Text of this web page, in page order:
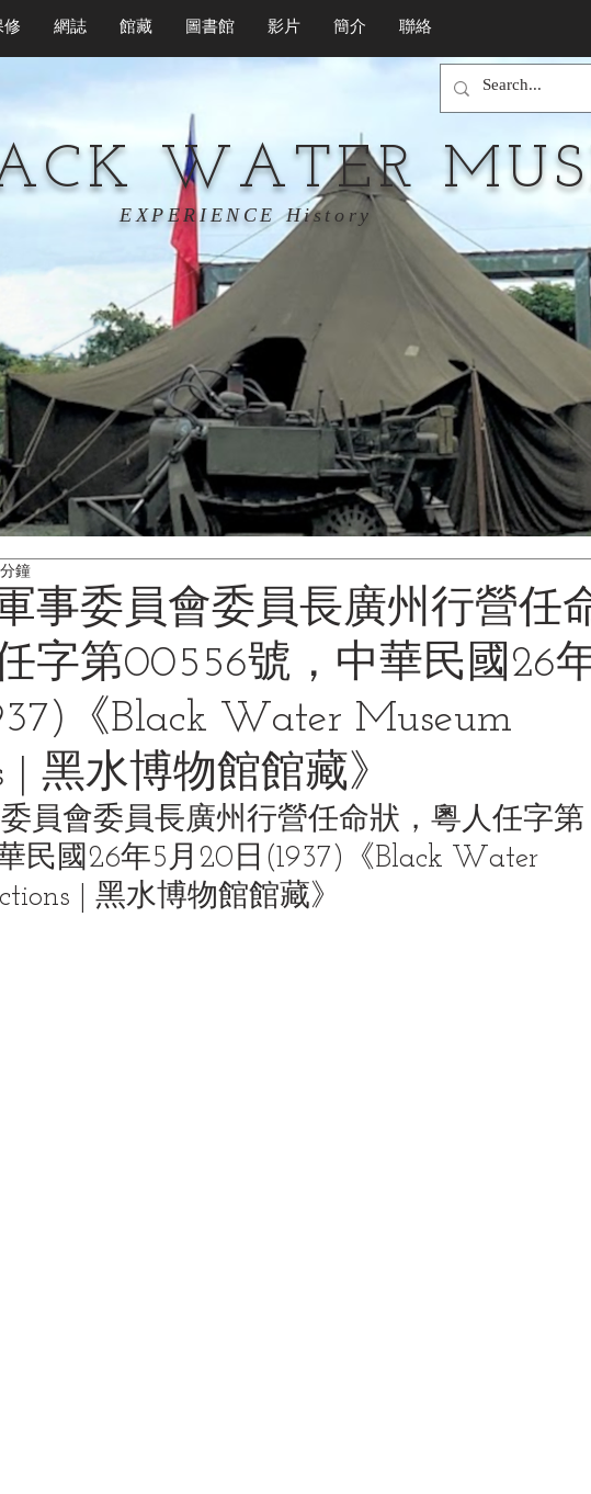
修 網誌 館藏 圖書館 影片 簡介 聯絡
WATER
EXPERIENCE History
事委員會委員長廣州行營任
字第00556號，中華民國26
《Black Water Museum
| 黑水博物館館藏》
鐘
員會委員長廣州行營任命狀，粵人任字第
民國26年5月20日(1937)《Black Water
| 黑水博物館館藏》